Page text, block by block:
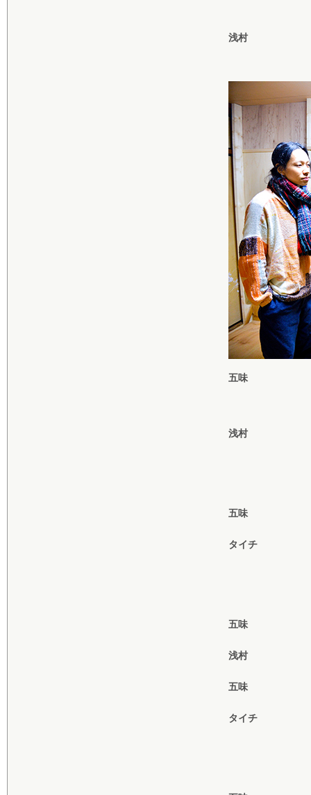
浅村
五味
浅村
五味
タイチ
五味
浅村
五味
タイチ